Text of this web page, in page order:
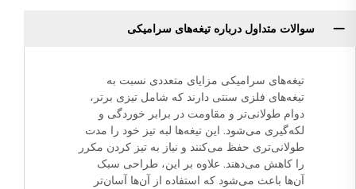
سوالات متداول درباره تیغه‌های سرامیکی
تیغه‌های سرامیکی مزایای متعددی نسبت به
تیغه‌های فلزی سنتی دارند که شامل تیزی برتر،
دوام طولانی‌تر و مقاومت در برابر خوردگی و
لکه‌گیری می‌شود. این تیغه‌ها لبه تیز خود را مدت
طولانی‌تری حفظ می‌کنند و نیاز به تیز کردن مکرر
را کاهش می‌دهند. علاوه بر این، طراحی سبک
آن‌ها باعث می‌شود که استفاده از آن‌ها آسان‌تر